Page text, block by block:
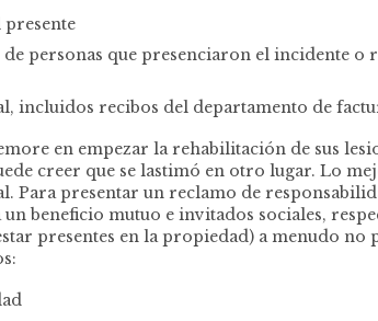
personas que presenciaron el incidente
incluidos recibos del departamento de
en empezar la rehabilitación de sus
creer que se lastimó en otro lugar. Lo
Para presentar un reclamo de
beneficio mutuo e invitados sociales,
presentes en la propiedad) a menudo no